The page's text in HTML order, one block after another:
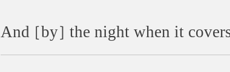
And [by] the night when it